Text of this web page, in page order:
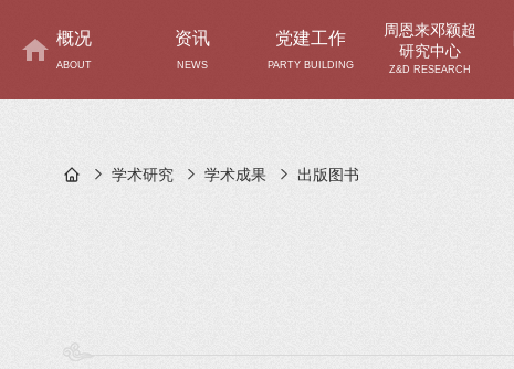
概况
ABOUT
资讯
NEWS
党建工作
PARTY BUILDING
周恩来邓颖超
研究中心
Z&D RESEARCH
学术研究 学术成果 出版图书